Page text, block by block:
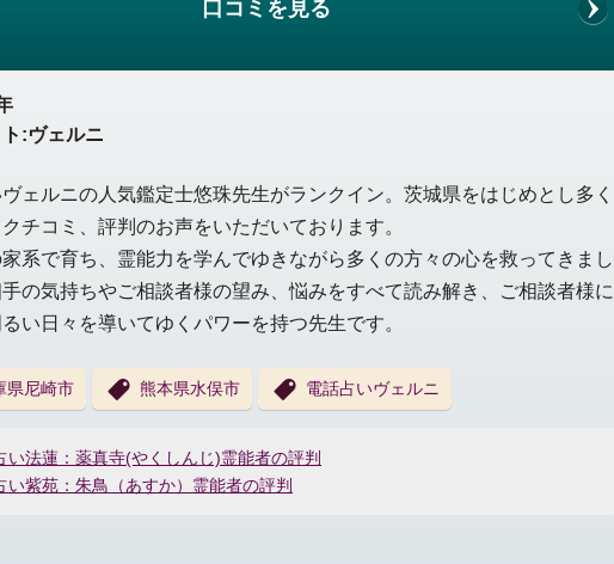
口コミを見る
:ヴェルニ
ェルニの人気鑑定士悠珠先生がランクイン。茨城県をはじめとし多く
チコミ、評判のお声をいただいております。
系で育ち、霊能力を学んでゆきながら多くの方々の心を救ってきまし
の気持ちやご相談者様の望み、悩みをすべて読み解き、ご相談者様に
い日々を導いてゆくパワーを持つ先生です。
県尼崎市 熊本県水俣市 電話占いヴェルニ
い法蓮：薬真寺(やくしんじ)霊能者の評判
い紫苑：朱鳥（あすか）霊能者の評判